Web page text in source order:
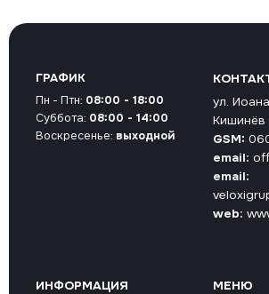
ул.
Кишинёв
GSM:
email:
email:
web:
ИНФОРМАЦИЯ МЕНЮ
ГРАФИК
Пн - Птн: 08:00 - 18:00
Суббота: 08:00 - 14:00
Воскресенье: выходной